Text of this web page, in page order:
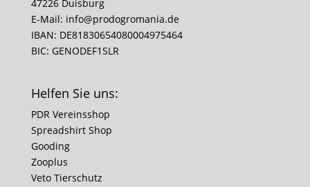
47226 Duisburg
E-Mail: info@prodogromania.de
IBAN: DE81830654080004975464
BIC: GENODEF1SLR
Helfen Sie uns:
PDR Vereinsshop
Spreadshirt Shop
Gooding
Zooplus
Veto Tierschutz